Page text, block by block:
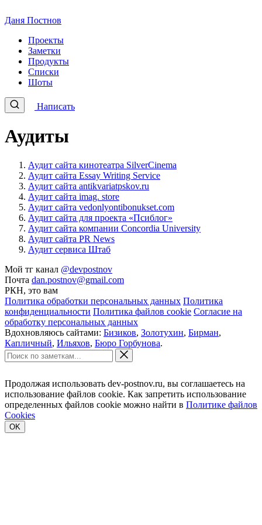
Даня Постнов
Проекты
Заметки
Продукты
Списки
Шоты
Написать
Аудиты
Аудит сайта кинотеатра SilverCinema
Аудит сайта Essay Writing Service
Аудит сайта antikvariatpskov.ru
Аудит сайта imag. store
Аудит сайта vedonlyontibonukset.com
Аудит сайта для проекта «Псиблог»
Аудит сайта компании Concordia University
Аудит сайта PR News
Аудит сервиса Штаб
Мой тг канал @devpostnov
Почта dan.postnov@gmail.com
РКН, это вам
Политика обработки персональных данных Политика
конфиденциальности Политика файлов cookie Согласие на
обработку персональных данных
Вдохновляюсь сайтами: Бизиков, Золотухин, Бирман,
Капличный, Ильяхов, Бюро Горбунова.
Продолжая использовать dev-postnov.ru, вы соглашаетесь на
использование файлов cookie. Как запретить использование
определенных файлов cookie можно найти в Политике файлов
Cookies
OK